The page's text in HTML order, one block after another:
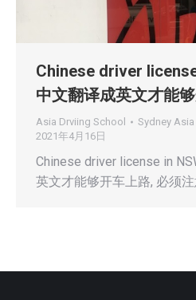
Chinese driver
中文翻译成英文才能
Asia Drviing School
Sydney
2021年4月16日
Chinese driver license in
英文才能够开车上路, 必须注